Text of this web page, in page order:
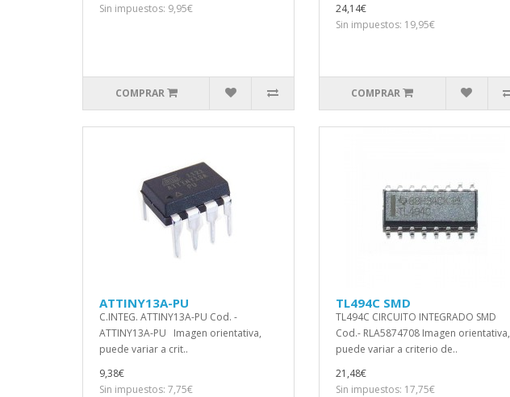
Sin impuestos: 9,95€
COMPRAR
24,14€
Sin impuestos: 19,95€
COMPRAR
ATTINY13A-PU
C.INTEG. ATTINY13A-PU Cod. -
ATTINY13A-PU Imagen orientativa,
puede variar a crit..
9,38€
Sin impuestos: 7,75€
TL494C SMD
TL494C CIRCUITO INTEGRADO SMD
Cod.- RLA5874708 Imagen orientativa,
puede variar a criterio de..
21,48€
Sin impuestos: 17,75€